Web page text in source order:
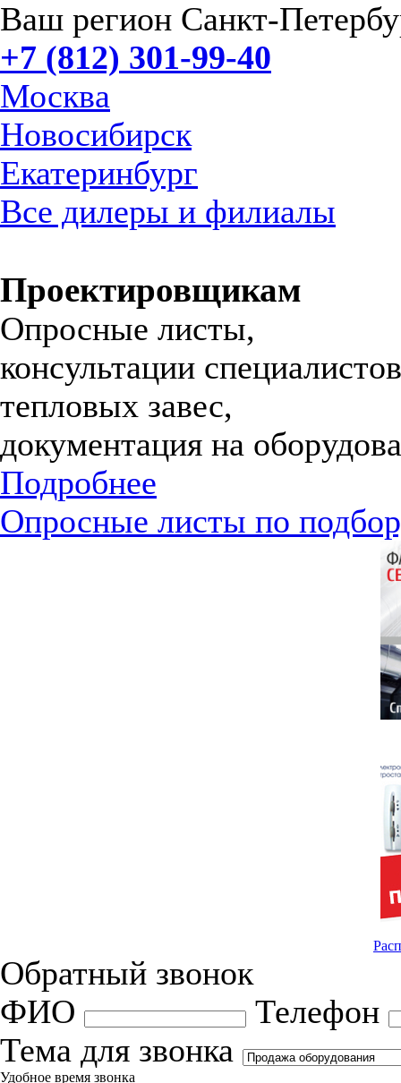
Ваш регион Санкт-
+7 (812) 301-99-40
Москва
Новосибирск
Екатеринбург
Все дилеры и филиалы
Проектировщикам
Опросные листы,
консультации
тепловых завес,
документация на
Подробнее
Опросные листы по
Обратный звонок
ФИО
Телефон
Тема для звонка
Удобное время звонка